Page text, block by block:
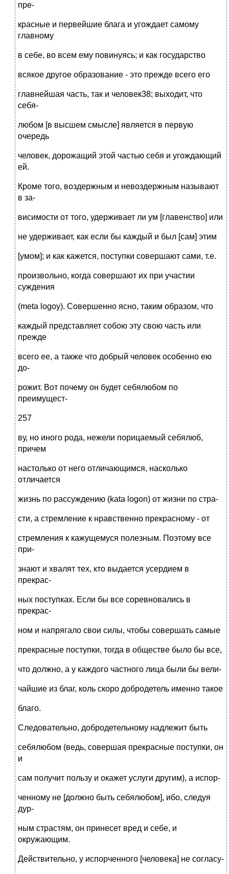
пре-
красные и первейшие блага и угождает самому
главному
в себе, во всем ему повинуясь; и как государство
всякое другое образование - это прежде всего его
главнейшая часть, так и человек38; выходит, что
себя-
любом [в высшем смысле] является в первую
очередь
человек, дорожащий этой частью себя и угождающий
ей.
Кроме того, воздержным и невоздержным называют
в за-
висимости от того, удерживает ли ум [главенство] или
не удерживает, как если бы каждый и был [сам] этим
[умом]; и как кажется, поступки совершают сами, т.е.
произвольно, когда совершают их при участии
суждения
(meta logoy). Совершенно ясно, таким образом, что
каждый представляет собою эту свою часть или
прежде
всего ее, а также что добрый человек особенно ею
до-
рожит. Вот почему он будет себялюбом по
преимущест-
257
ву, но иного рода, нежели порицаемый себялюб,
причем
настолько от него отличающимся, насколько
отличается
жизнь по рассуждению (kata logon) от жизни по стра-
сти, а стремление к нравственно прекрасному - от
стремления к кажущемуся полезным. Поэтому все
при-
знают и хвалят тех, кто выдается усердием в
прекрас-
ных поступках. Если бы все соревновались в
прекрас-
ном и напрягало свои силы, чтобы совершать самые
прекрасные поступки, тогда в обществе было бы все,
что должно, а у каждого частного лица были бы вели-
чайшие из благ, коль скоро добродетель именно такое
благо.
Следовательно, добродетельному надлежит быть
себялюбом (ведь, совершая прекрасные поступки, он
и
сам получит пользу и окажет услуги другим), а испор-
ченному не [должно быть себялюбом], ибо, следуя
дур-
ным страстям, он принесет вред и себе, и
окружающим.
Действительно, у испорченного [человека] не согласу-